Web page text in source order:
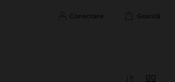
conectare geantă